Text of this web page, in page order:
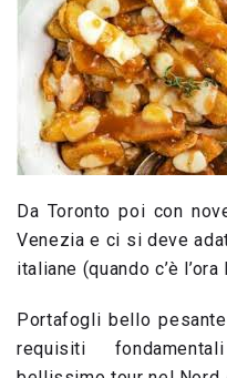
Da Toronto poi con
Venezia e ci si deve
italiane (quando c’è l’ora
Portafogli bello
requisiti